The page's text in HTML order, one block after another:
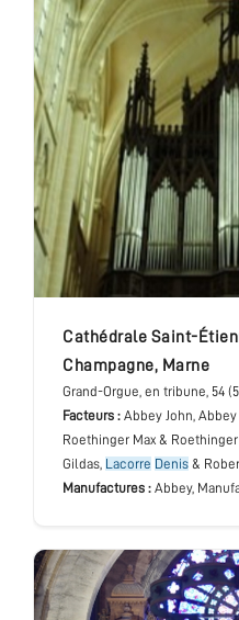
cathédrale Saint-
Champagne, Marne
Grand-Orgue, en tribune, 54
Facteurs : Abbey John,
Roethinger Max &
Gildas, Lacorre Denis &
Manufactures : Abbey,